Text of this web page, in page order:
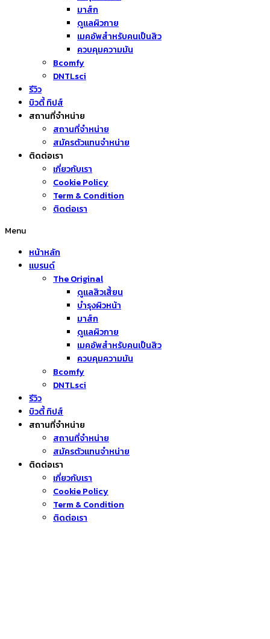
มาส์ก
ดูแลผิวกาย
เมคอัพสำหรับคนเป็นสิว
ควบคุมความมัน
Bcomfy
DNTLsci
รีวิว
บิวตี้ ทิปส์
สถานที่จำหน่าย
สถานที่จำหน่าย
สมัครตัวแทนจำหน่าย
ติดต่อเรา
เกี่ยวกับเรา
Cookie Policy
Term & Condition
ติดต่อเรา
Menu
หน้าหลัก
แบรนด์
The Original
ดูแลสิวเสี้ยน
บำรุงผิวหน้า
มาส์ก
ดูแลผิวกาย
เมคอัพสำหรับคนเป็นสิว
ควบคุมความมัน
Bcomfy
DNTLsci
รีวิว
บิวตี้ ทิปส์
สถานที่จำหน่าย
สถานที่จำหน่าย
สมัครตัวแทนจำหน่าย
ติดต่อเรา
เกี่ยวกับเรา
Cookie Policy
Term & Condition
ติดต่อเรา